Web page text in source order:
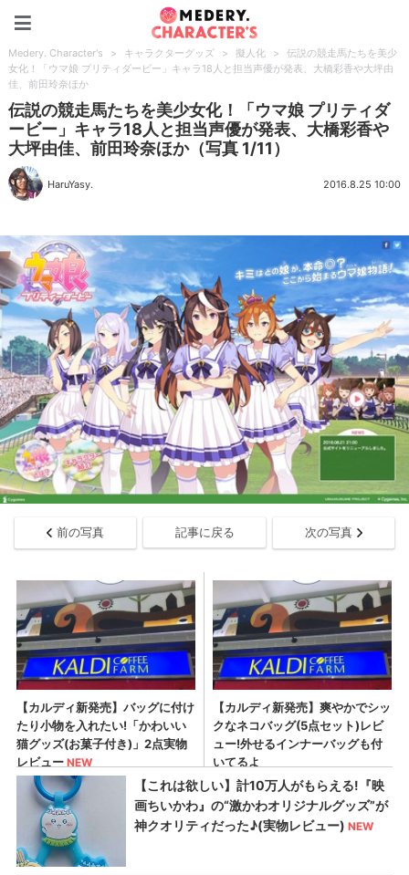
Medery. Character's > キャラクターグッズ > 擬人化 >
伝説の競走馬たちを美少
女化！「ウマ娘 プリティダービー」キャラ18人と担当声優が発表、大橋彩香や大坪由
佳、前田玲奈ほか
伝説の競走馬たちを美少女化！「ウマ娘 プリティダ
ービー」キャラ18人と担当声優が発表、大橋彩香や
大坪由佳、前田玲奈ほか（写真 1/11）
HaruYasy. 2016.8.25 10:00
前の写真 記事に戻る 次の写真